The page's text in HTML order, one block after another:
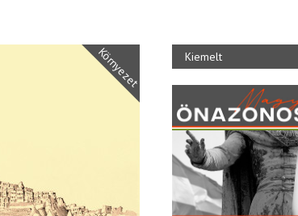
Környezet Kiemelt